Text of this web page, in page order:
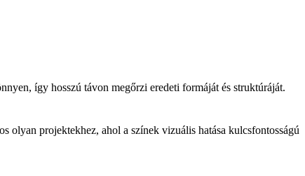
így hosszú távon megőrzi eredeti formáját és struktúráját.
olyan projektekhez, ahol a színek vizuális hatása kulcsfontosságú